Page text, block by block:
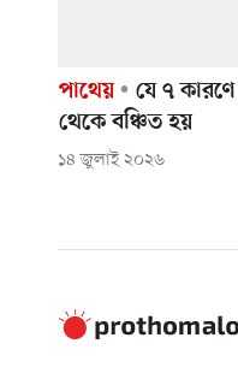
পাথেয়
যে ৭
থেকে বঞ্চিত হয়
১৪ জুলাই ২০২৬